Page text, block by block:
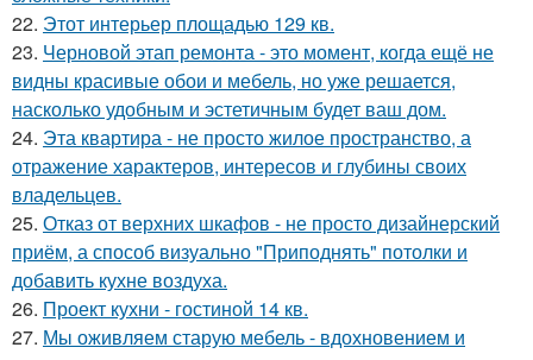
22. Этот интерьер площадью 129 кв.
23. Черновой этап ремонта - это момент, когда ещё не
видны красивые обои и мебель, но уже решается,
насколько удобным и эстетичным будет ваш дом.
24. Эта квартира - не просто жилое пространство, а
отражение характеров, интересов и глубины своих
владельцев.
25. Отказ от верхних шкафов - не просто дизайнерский
приём, а способ визуально "Приподнять" потолки и
добавить кухне воздуха.
26. Проект кухни - гостиной 14 кв.
27. Мы оживляем старую мебель - вдохновением и